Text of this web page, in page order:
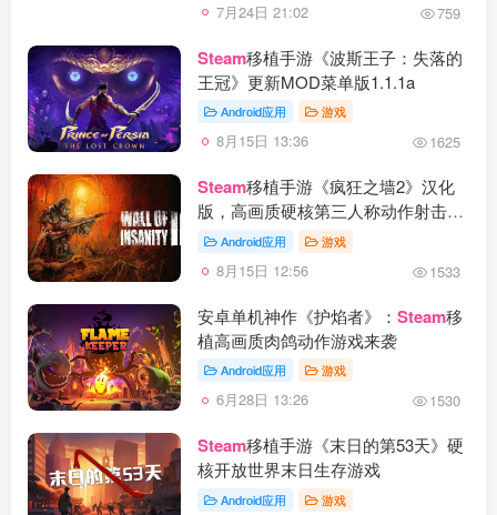
7月24日 21:02 759
Steam移植手游《波斯王子：失落的
王冠》更新MOD菜单版1.1.1a
Android应用 游戏
8月15日 13:36 1625
Steam移植手游《疯狂之墙2》汉化
版，高画质硬核第三人称动作射击游
戏 Android应用 游戏
8月15日 12:56 1533
安卓单机神作《护焰者》： Steam移
植高画质肉鸽动作游戏来袭
Android应用 游戏
6月28日 13:26 1530
Steam移植手游《末日的第53天》硬
核开放世界末日生存游戏
Android应用 游戏